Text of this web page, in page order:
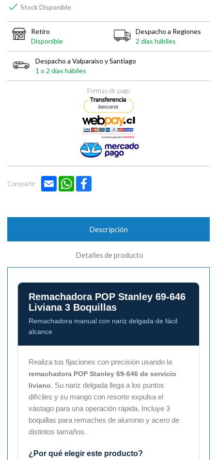
 Stock Disponible
Retiro
Disponible
Despacho a Regiones
2 días hábiles
Despacho a Valparaíso y Santiago
1 o 2 días hábiles
Formas de pago
Compartir Email WhatsApp
Descripción
Detalles de producto
Remachadora POP Stanley 69-646
Liviana 3 Boquillas
Remachadora manual con nariz delgada de fácil
alcance
Realiza tus fijaciones con precisión usando la
remachadora POP Stanley 69-646 de servicio
liviano. Su nariz delgada llega a los puntos
difíciles y su mango con resorte expulsa el
vástago para una operación rápida. Incluye 3
boquillas para remaches de aluminio y acero de
distintos tamaños.
¿Por qué elegir este producto?